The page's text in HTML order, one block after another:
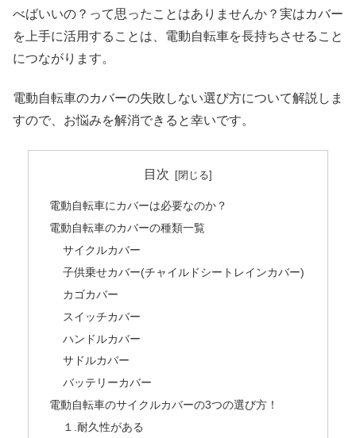
べばいいの？って思ったことはありませんか？実はカバー
を上手に活用することは、電動自転車を長持ちさせること
につながります。
電動自転車のカバーの失敗しない選び方について解説しま
すので、お悩みを解消できると幸いです。
目次
電動自転車にカバーは必要なのか？
電動自転車のカバーの種類一覧
サイクルカバー
子供乗せカバー(チャイルドシートレインカバー)
カゴカバー
スイッチカバー
ハンドルカバー
サドルカバー
バッテリーカバー
電動自転車のサイクルカバーの3つの選び方！
１.耐久性がある